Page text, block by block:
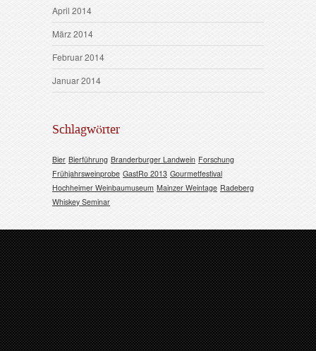
April 2014
März 2014
Februar 2014
Januar 2014
Schlagwörter
Bier Bierführung Branderburger Landwein Forschung
Frühjahrsweinprobe GastRo 2013 Gourmetfestival
Hochheimer Weinbaumuseum Mainzer Weintage Radeberg
Whiskey Seminar